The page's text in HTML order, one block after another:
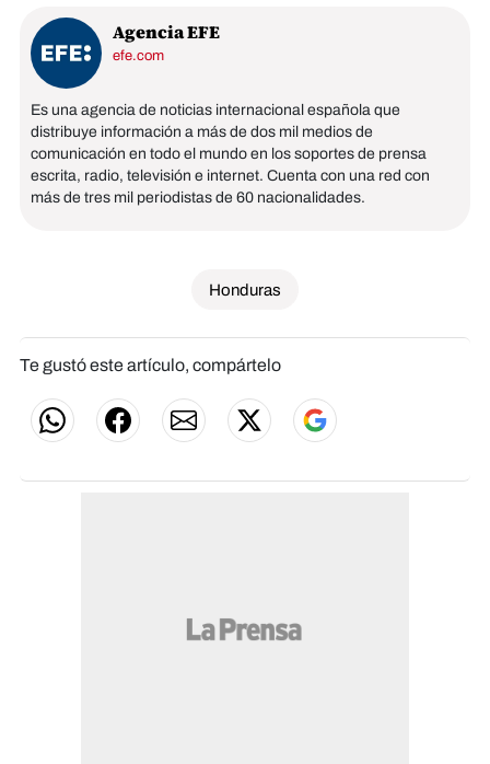
Agencia EFE
efe.com
Es una agencia de noticias internacional española que
distribuye información a más de dos mil medios de
comunicación en todo el mundo en los soportes de prensa
escrita, radio, televisión e internet. Cuenta con una red con
más de tres mil periodistas de 60 nacionalidades.
Honduras
Te gustó este artículo, compártelo